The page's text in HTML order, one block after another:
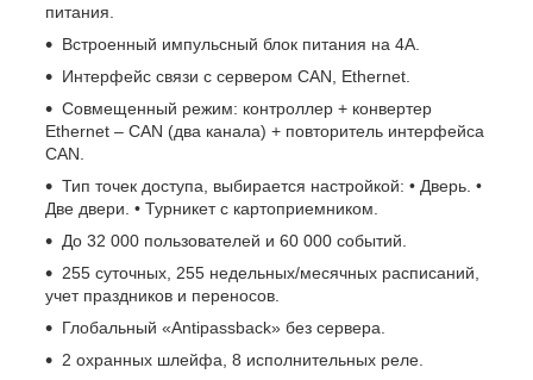
питания.
Встроенный импульсный блок питания на 4А.
Интерфейс связи с сервером CAN, Ethernet.
Совмещенный режим: контроллер + конвертер
Ethernet – CAN (два канала) + повторитель интерфейса
CAN.
Тип точек доступа, выбирается настройкой: • Дверь. •
Две двери. • Турникет с картоприемником.
До 32 000 пользователей и 60 000 событий.
255 суточных, 255 недельных/месячных расписаний,
учет праздников и переносов.
Глобальный «Antipassback» без сервера.
2 охранных шлейфа, 8 исполнительных реле.